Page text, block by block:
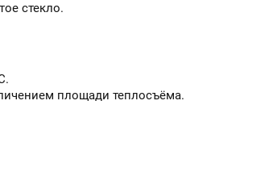
стекло.
площади теплосъёма.